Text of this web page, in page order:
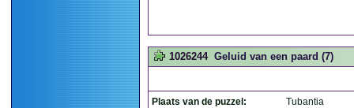
1026244 Geluid van een paard (7)
Plaats van de puzzel:
Tubantia